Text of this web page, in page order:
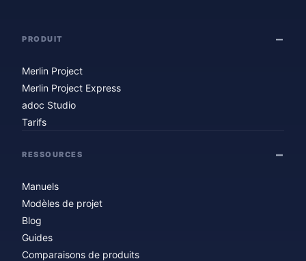
PRODUIT
Merlin Project
Merlin Project Express
adoc Studio
Tarifs
RESSOURCES
Manuels
Modèles de projet
Blog
Guides
Comparaisons de produits